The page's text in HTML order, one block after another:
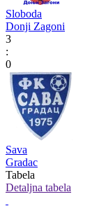
Sloboda
Donji Zagoni
3
:
0
Sava
Gradac
Tabela
Detaljna tabela